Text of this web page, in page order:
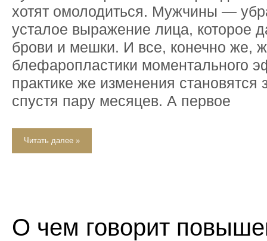
хотят омолодиться. Мужчины —
усталое выражение лица, которое
брови и мешки. И все, конечно же,
блефаропластики моментального
практике же изменения
спустя пару месяцев. А первое
Читать далее »
О чем говорит